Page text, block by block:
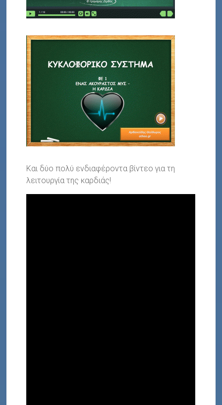
Και δύο πολύ ενδιαφέροντα βίντεο για τη
λειτουργία της καρδιάς!